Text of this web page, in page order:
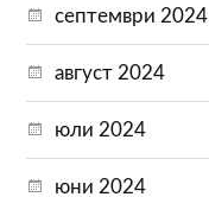
септември 2024
август 2024
юли 2024
юни 2024